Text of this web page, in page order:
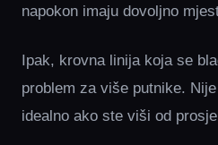
napokon imaju dovoljno
Ipak, krovna linija koja se
problem za više putnike.
idealno ako ste viši od